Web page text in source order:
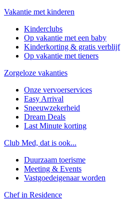
Vakantie met kinderen
Kinderclubs
Op vakantie met een baby
Kinderkorting & gratis verblijf
Op vakantie met tieners
Zorgeloze vakanties
Onze vervoerservices
Easy Arrival
Sneeuwzekerheid
Dream Deals
Last Minute korting
Club Med, dat is ook...
Duurzaam toerisme
Meeting & Events
Vastgoedeigenaar worden
Chef in Residence